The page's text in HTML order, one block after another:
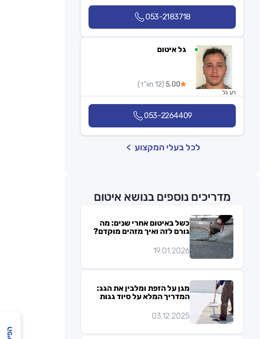
053-2183718
גל איטום
5.00 (12 חוו"ד)
רע גל
053-2264409
לכל בעלי המקצוע
מדריכים נוספים בנושא איטום
כשל באיטום אחרי שנים: מה
גורם לזה ואיך מזהים מוקדם?
19.01.2026
מגן על הזפת ומלבין את הגג:
המדריך המלא על סיוד גגות
03.12.2025